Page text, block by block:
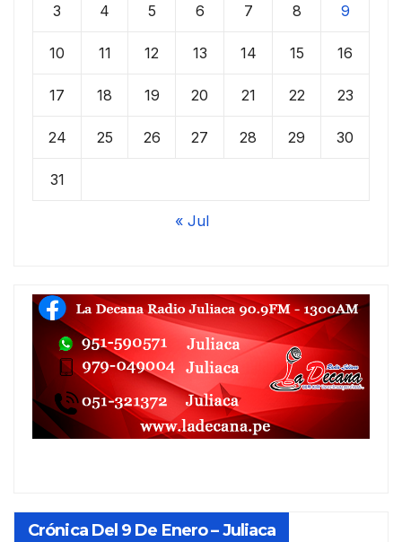
3 4 5 6 7 8 9
10 11 12 13 14 15 16
17 18 19 20 21 22 23
24 25 26 27 28 29 30
31
« Jul
Crónica Del 9 De Enero – Juliaca